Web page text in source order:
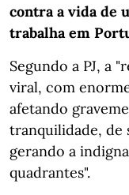
contra a vida de
trabalha em
Segundo a PJ, a
viral, com
afetando
tranquilidade, de
gerando a
quadrantes".